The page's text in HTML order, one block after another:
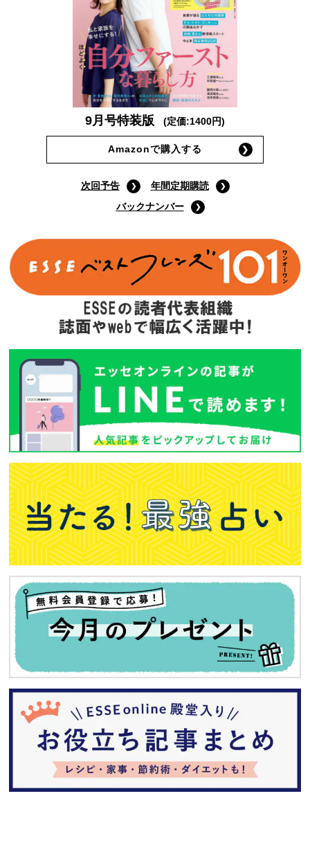
9月号特装版 (定価:1400円)
Amazonで購入する
次回予告
年間定期購読
バックナンバー